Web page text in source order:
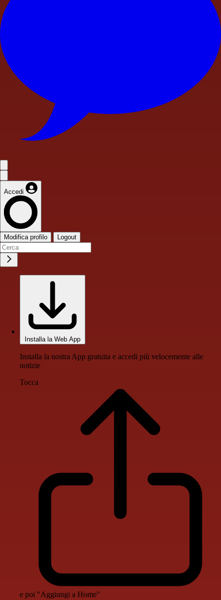
Accedi
Modifica profilo Logout
Installa la Web App
Installa la nostra App gratuita e accedi più velocemente alle
notizie
Tocca
e poi "Aggiungi a Home"